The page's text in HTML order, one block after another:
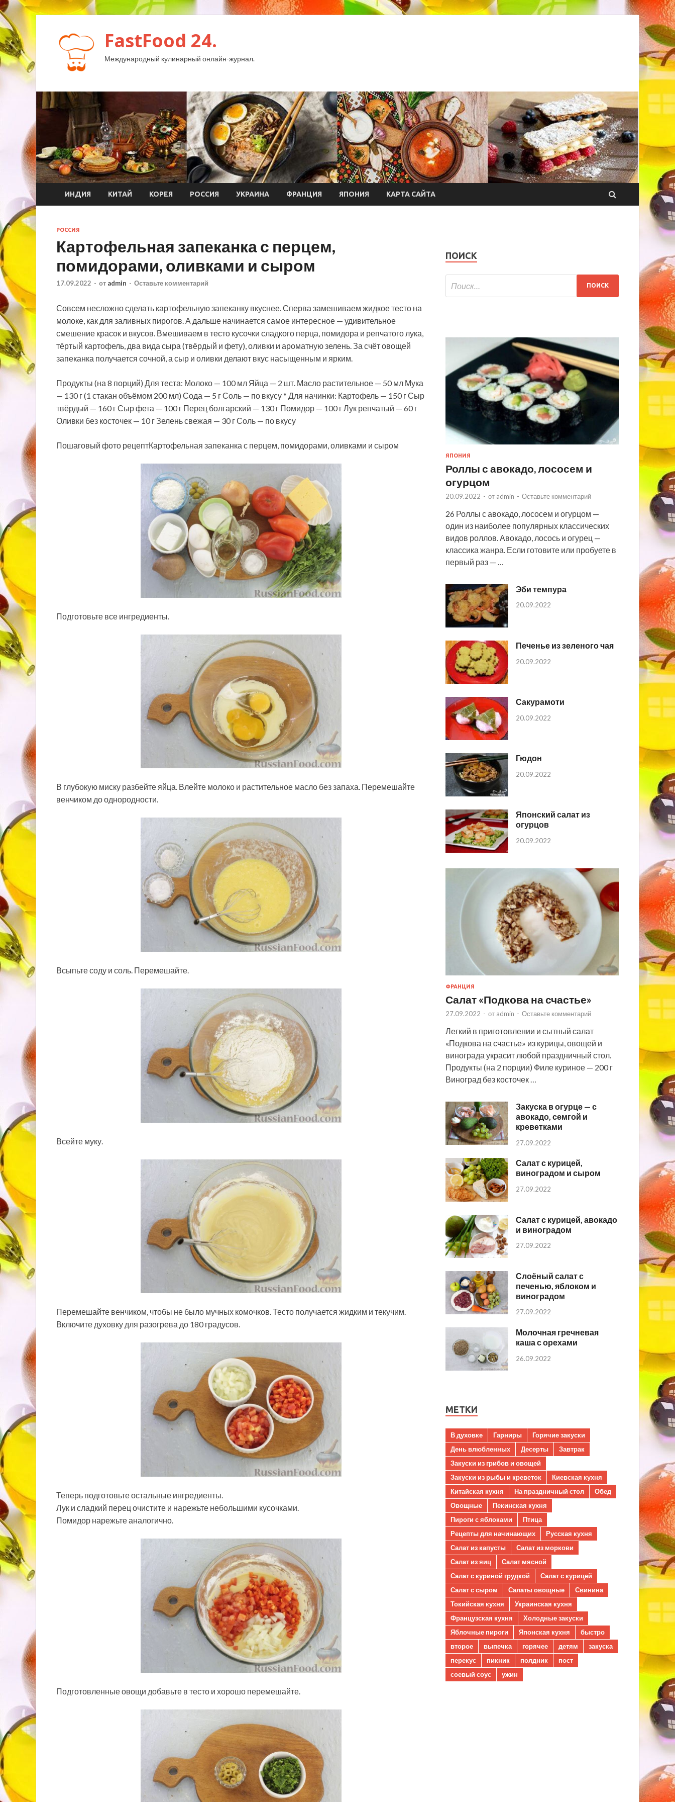
FastFood 24.
Международный кулинарный онлайн-журнал.
ИНДИЯ КИТАЙ КОРЕЯ РОССИЯ УКРАИНА ФРАНЦИЯ ЯПОНИЯ КАРТА САЙТА
РОССИЯ
Картофельная запеканка с перцем,
помидорами, оливками и сыром
17.09.2022 - от admin - Оставьте комментарий
Совсем несложно сделать картофельную запеканку вкуснее. Сперва замешиваем жидкое тесто на
молоке, как для заливных пирогов. А дальше начинается самое интересное — удивительное
смешение красок и вкусов. Вмешиваем в тесто кусочки сладкого перца, помидора и репчатого лука,
тёртый картофель, два вида сыра (твёрдый и фету), оливки и ароматную зелень. За счёт овощей
запеканка получается сочной, а сыр и оливки делают вкус насыщенным и ярким.
Продукты (на 8 порций) Для теста: Молоко — 100 мл Яйца — 2 шт. Масло растительное — 50 мл Мука
— 130 г (1 стакан объёмом 200 мл) Сода — 5 г Соль — по вкусу * Для начинки: Картофель — 150 г Сыр
твёрдый — 160 г Сыр фета — 100 г Перец болгарский — 130 г Помидор — 100 г Лук репчатый — 60 г
Оливки без косточек — 10 г Зелень свежая — 30 г Соль — по вкусу
Пошаговый фото рецептКартофельная запеканка с перцем, помидорами, оливками и сыром
Подготовьте все ингредиенты.
В глубокую миску разбейте яйца. Влейте молоко и растительное масло без запаха. Перемешайте
венчиком до однородности.
Всыпьте соду и соль. Перемешайте.
Всейте муку.
Перемешайте венчиком, чтобы не было мучных комочков. Тесто получается жидким и текучим.
Включите духовку для разогрева до 180 градусов.
Теперь подготовьте остальные ингредиенты.
Лук и сладкий перец очистите и нарежьте небольшими кусочками.
Помидор нарежьте аналогично.
Подготовленные овощи добавьте в тесто и хорошо перемешайте.
ПОИСК
ЯПОНИЯ
Роллы с авокадо, лососем и
огурцом
20.09.2022 - от admin - Оставьте комментарий
26 Роллы с авокадо, лососем и огурцом —
один из наиболее популярных классических
видов роллов. Авокадо, лосось и огурец —
классика жанра. Если готовите или пробуете в
первый раз — …
Эби темпура
20.09.2022
Печенье из зеленого чая
20.09.2022
Сакурамоти
20.09.2022
Гюдон
20.09.2022
Японский салат из
огурцов
20.09.2022
ФРАНЦИЯ
Салат «Подкова на счастье»
27.09.2022 - от admin - Оставьте комментарий
Легкий в приготовлении и сытный салат
«Подкова на счастье» из курицы, овощей и
винограда украсит любой праздничный стол.
Продукты (на 2 порции) Филе куриное — 200 г
Виноград без косточек …
Закуска в огурце — с
авокадо, семгой и
креветками
27.09.2022
Салат с курицей,
виноградом и сыром
27.09.2022
Салат с курицей, авокадо
и виноградом
27.09.2022
Слоёный салат с
печенью, яблоком и
виноградом
27.09.2022
Молочная гречневая
каша с орехами
26.09.2022
МЕТКИ
В духовке Гарниры
Горячие закуски
День влюбленных
Десерты
Завтрак
Закуски из грибов и овощей
Закуски из рыбы и креветок
Киевская кухня
Китайская кухня
На праздничный стол
Обед
Овощные
Пекинская кухня
Пироги с яблоками
Птица
Рецепты для начинающих
Русская кухня
Салат из капусты
Салат из моркови
Салат из яиц
Салат мясной
Салат с куриной грудкой
Салат с курицей
Салат с сыром
Салаты овощные
Свинина
Токийская кухня
Украинская кухня
Французская кухня
Холодные закуски
Яблочные пироги
Японская кухня
быстро
второе
выпечка горячее детям
закуска
перекус
пикник полдник
пост
соевый соус
ужин